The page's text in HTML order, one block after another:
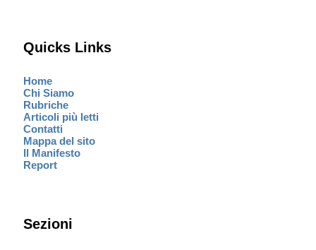
Quicks Links
Home
Chi Siamo
Rubriche
Articoli più letti
Contatti
Mappa del sito
Il Manifesto
Report
Sezioni